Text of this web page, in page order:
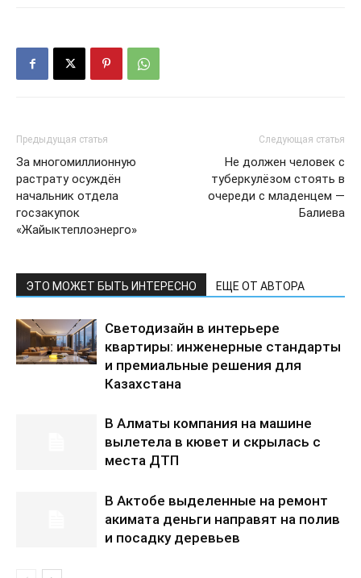
Предыдущая статья
За многомиллионную
растрату осуждён
начальник отдела
госзакупок
«Жайыктеплоэнерго»
Следующая статья
Не должен человек с
туберкулёзом стоять в
очереди с младенцем —
Балиева
ЭТО МОЖЕТ БЫТЬ ИНТЕРЕСНО ЕЩЕ ОТ АВТОРА
Светодизайн в интерьере
квартиры: инженерные стандарты
и премиальные решения для
Казахстана
В Алматы компания на машине
вылетела в кювет и скрылась с
места ДТП
В Актобе выделенные на ремонт
акимата деньги направят на полив
и посадку деревьев